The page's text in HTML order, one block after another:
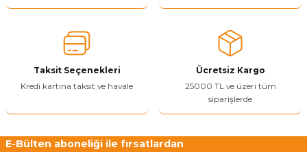
Ürün bilgilerinde hatalar bulunuyor.
Ürün fiyatı diğer sitelerden daha pahalı.
Bu ürüne benzer farklı alternatifler olmalı.
Taksit Seçenekleri
Kredi kartına taksit ve havale
Ücretsiz Kargo
25000 TL ve üzeri tüm
siparişlerde
E-Bülten aboneliği ile fırsatlardan